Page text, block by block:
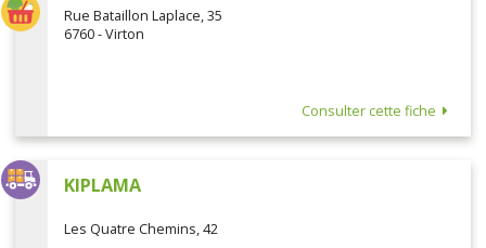
Rue Bataillon Laplace, 35
6760 - Virton
Consulter cette fiche
KIPLAMA
Les Quatre Chemins, 42